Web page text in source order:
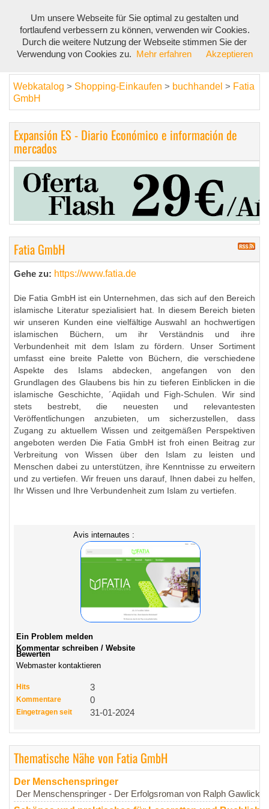
Webkatalog > Shopping-Einkaufen > buchhandel > Fatia
GmbH
Expansión ES - Diario Económico e información de
mercados
Fatia GmbH
Gehe zu: https://www.fatia.de
Die Fatia GmbH ist ein Unternehmen, das sich auf den Bereich
islamische Literatur spezialisiert hat. In diesem Bereich bieten
wir unseren Kunden eine vielfältige Auswahl an hochwertigen
islamischen Büchern, um ihr Verständnis und ihre
Verbundenheit mit dem Islam zu fördern. Unser Sortiment
umfasst eine breite Palette von Büchern, die verschiedene
Aspekte des Islams abdecken, angefangen von den
Grundlagen des Glaubens bis hin zu tieferen Einblicken in die
islamische Geschichte, ´Aqiidah und Figh-Schulen. Wir sind
stets bestrebt, die neuesten und relevantesten
Veröffentlichungen anzubieten, um sicherzustellen, dass
Zugang zu aktuellem Wissen und zeitgemäßen Perspektiven
angeboten werden Die Fatia GmbH ist froh einen Beitrag zur
Verbreitung von Wissen über den Islam zu leisten und
Menschen dabei zu unterstützen, ihre Kenntnisse zu erweitern
und zu vertiefen. Wir freuen uns darauf, Ihnen dabei zu helfen,
Ihr Wissen und Ihre Verbundenheit zum Islam zu vertiefen.
Avis internautes :
Ein Problem melden
Kommentar schreiben / Website
Bewerten
Webmaster kontaktieren
Hits 3
Kommentare 0
Eingetragen seit 31-01-2024
Thematische Nähe von Fatia GmbH
Der Menschenspringer
Der Menschenspringer - Der Erfolgsroman von Ralph Gawlick.
Um unsere Webseite für Sie optimal zu gestalten und
fortlaufend verbessern zu können, verwenden wir Cookies.
Durch die weitere Nutzung der Webseite stimmen Sie der
Verwendung von Cookies zu.
Mehr erfahren Akzeptieren